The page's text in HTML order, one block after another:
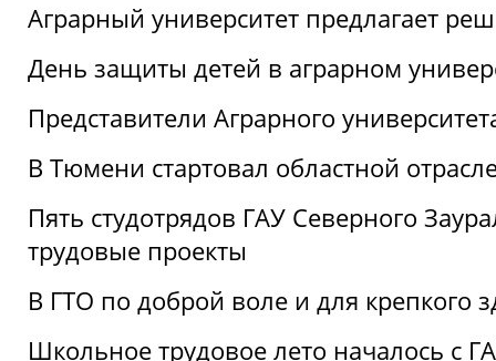
Аграрный университет предлагает
День защиты детей в аграрном
Представители Аграрного
В Тюмени стартовал областной
Пять студотрядов ГАУ Северного
трудовые проекты
В ГТО по доброй воле и для крепкого
Школьное трудовое лето началось с